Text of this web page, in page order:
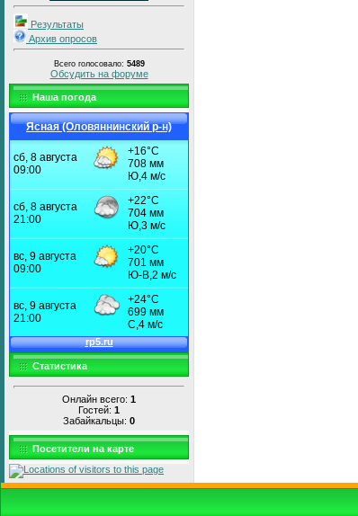
Результаты
Архив опросов
Всего голосовало: 5489
Обсудить на форуме
Наша погода
Ясная (Оловяннинский р-н)
Статистика
Онлайн всего: 1
Гостей: 1
Забайкальцы: 0
Посетители на карте